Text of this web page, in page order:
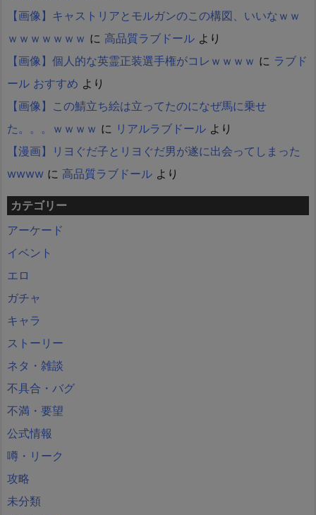
【画像】キャストリアとモルガンのこの構図、いいなｗｗ
ｗｗｗｗｗｗｗ に 高品質ラブドール より
【画像】個人的な英霊正装選手権がコレｗｗｗｗ に ラブド
ール おすすめ より
【画像】この鯖立ち絵は立ってたのになぜ馬に乗せ
た。。。ｗｗｗｗ に リアルラブドール より
【漫画】リヨぐだ子とリヨぐだ男が遂に出会ってしまった
wwww に 高品質ラブドール より
カテゴリー
アーケード
イベント
エロ
ガチャ
キャラ
ストーリー
ネタ・雑談
不具合・バグ
不満・要望
公式情報
噂・リーク
攻略
未分類